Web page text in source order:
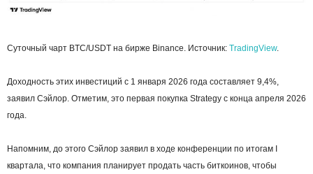
Суточный чарт BTC/USDT на бирже Binance. Источник: TradingView.
Доходность этих инвестиций с 1 января 2026 года составляет 9,4%,
заявил Сэйлор. Отметим, это первая покупка Strategy с конца апреля 2026
года.
Напомним, до этого Сэйлор заявил в ходе конференции по итогам I
квартала, что компания планирует продать часть биткоинов, чтобы